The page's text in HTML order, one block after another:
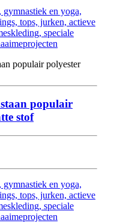
en yoga,
tops, jurken, actieve
speciale
​​populair
stof
en yoga,
tops, jurken, actieve
speciale